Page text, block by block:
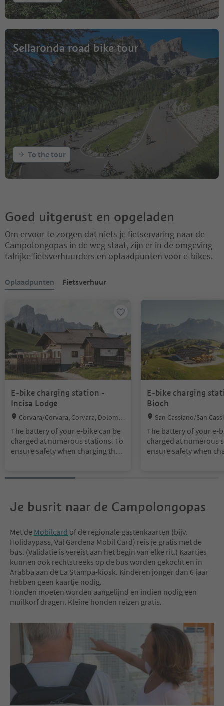
Sellaronda road bike tour
To the tour
Goed uitgerust en opgeladen
Om ervoor te zorgen dat niets je fietservaring naar de
Campolongopas in de weg staat, zijn er in de omgeving
talrijke fietsverhuurders en oplaadpunten voor e-bikes.
Oplaadpunten Fietsverhuur
E-bike charging station -
Incisa Lodge
Location:
Corvara/Corvara, Corvara, Dolomit
The battery of your e-bike can be
charged at numerous stations. To
ensure safety when charging the
E-bike charging
Bioch
Location:
San Cassiano/San
The battery of your e-
charged at numerous
ensure safety when
Je busrit naar de Campolongopas
Met de Mobilcard of de regionale gastenkaarten (bijv.
Holidaypass, Val Gardena Mobil Card) reis je gratis met de
bus. (Validatie is vereist aan het begin van elke rit.) Kaartjes
kunnen ook rechtstreeks op de bus worden gekocht en in
Arabba aan de La Stampa-kiosk. Kinderen jonger dan 6 jaar
hebben geen kaartje nodig.
Honden moeten worden aangelijnd en indien nodig een
muilkorf dragen. Kleine honden reizen gratis.